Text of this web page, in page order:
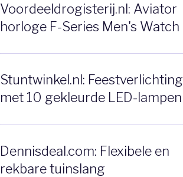
Voordeeldrogisterij.nl: Aviator
horloge F-Series Men's Watch
Stuntwinkel.nl: Feestverlichting
met 10 gekleurde LED-lampen
Dennisdeal.com: Flexibele en
rekbare tuinslang